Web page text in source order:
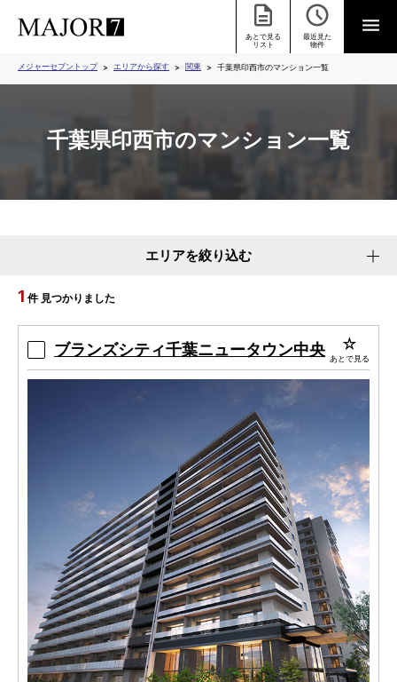
あとで見る
リスト
最近見た
物件
メジャーセブントップ エリアから探す 関東 千葉県印西市のマンション一覧
千葉県印西市のマンション一覧
エリアを絞り込む
1 件 見つかりました
ブランズシティ千葉ニュータウン中央 あとで見る